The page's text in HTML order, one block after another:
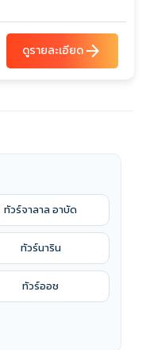
บเขา 7 กระทิง) - โบสถ์
จมน้ำ) - ทะเลสาบโคลไซ
Qaragai Lesnaya
ซัค - หมู่บ้านวัฒนธรรมคา
รพสินค้า Mega Park
ดูรายละเอียดarrow_forward
ทัวร์จาลาล อาบัด
ทัวร์นาริน
ทัวร์ออช